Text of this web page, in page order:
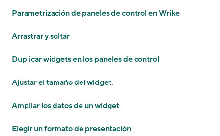
Parametrización de paneles de control en Wrike
Arrastrar y soltar
Duplicar widgets en los paneles de control
Ajustar el tamaño del widget.
Ampliar los datos de un widget
Elegir un formato de presentación